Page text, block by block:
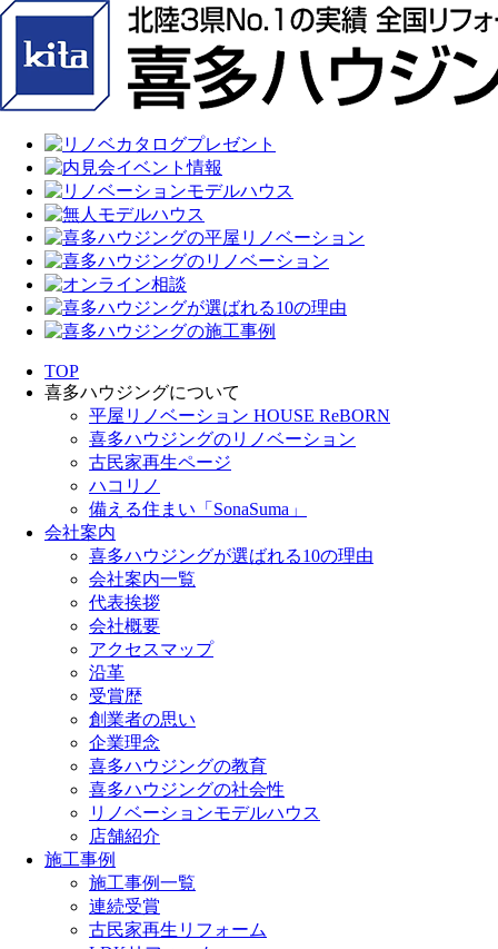
TOP
喜多ハウジングについて
平屋リノベーション HOUSE ReBORN
喜多ハウジングのリノベーション
古民家再生ページ
ハコリノ
備える住まい「SonaSuma」
会社案内
喜多ハウジングが選ばれる10の理由
会社案内一覧
代表挨拶
会社概要
アクセスマップ
沿革
受賞歴
創業者の思い
企業理念
喜多ハウジングの教育
喜多ハウジングの社会性
リノベーションモデルハウス
店舗紹介
施工事例
施工事例一覧
連続受賞
古民家再生リフォーム